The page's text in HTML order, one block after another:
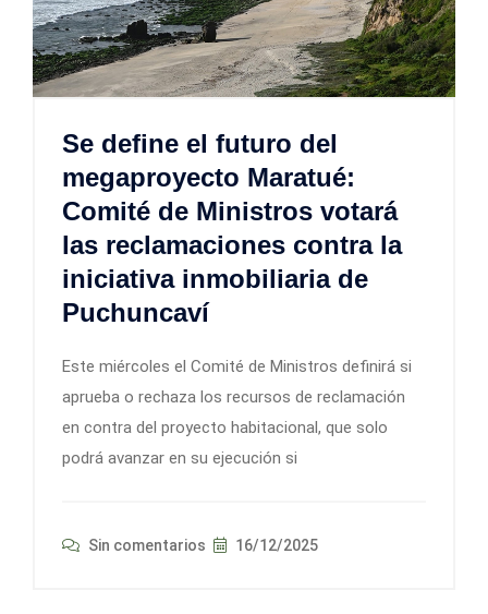
Se define el futuro del
megaproyecto Maratué:
Comité de Ministros votará
las reclamaciones contra la
iniciativa inmobiliaria de
Puchuncaví
Este miércoles el Comité de Ministros definirá si
aprueba o rechaza los recursos de reclamación
en contra del proyecto habitacional, que solo
podrá avanzar en su ejecución si
Sin comentarios 16/12/2025